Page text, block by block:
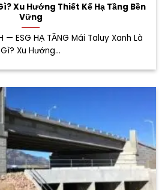
Xu Hướng Thiết Kế Hạ Tầng Bền
Vững
— ESG HẠ TẦNG Mái Taluy Xanh Là
Gì? Xu Hướng...